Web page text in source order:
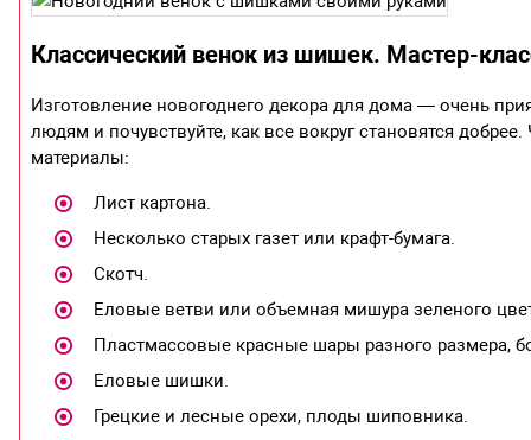
Классический венок из шишек. Мастер-
Изготовление новогоднего декора для дома — очень
людям и почувствуйте, как все вокруг становятся
материалы:
Лист картона.
Несколько старых газет или крафт-бумага.
Скотч.
Еловые ветви или объемная мишура зеленого
Пластмассовые красные шары разного размера,
Еловые шишки.
Грецкие и лесные орехи, плоды шиповника.